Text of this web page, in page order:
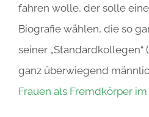
fahren wolle, der solle
Biografie wählen, die so
seiner „Standardkollegen“
ganz überwiegend
Frauen als Fremdkörper